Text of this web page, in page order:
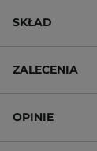
SKŁAD
ZALECENIA
OPINIE